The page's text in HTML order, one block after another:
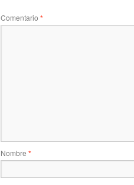
Comentario *
Nombre *